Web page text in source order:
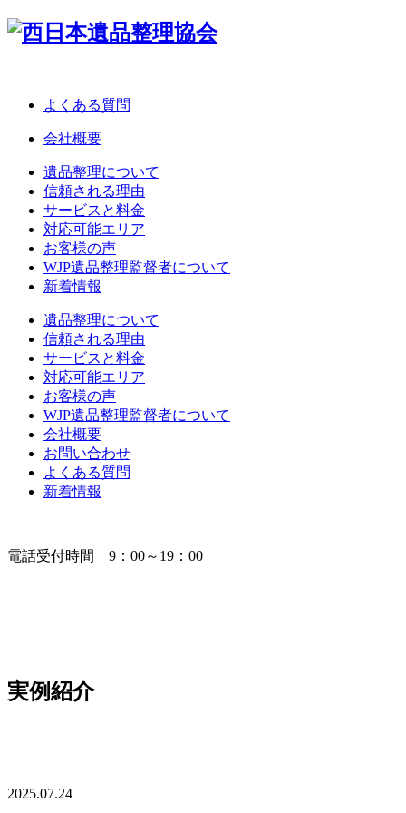
よくある質問
会社概要
遺品整理について
信頼される理由
サービスと料金
対応可能エリア
お客様の声
WJP遺品整理監督者について
新着情報
遺品整理について
信頼される理由
サービスと料金
対応可能エリア
お客様の声
WJP遺品整理監督者について
会社概要
お問い合わせ
よくある質問
新着情報
電話受付時間 9：00～19：00
実例紹介
2025.07.24